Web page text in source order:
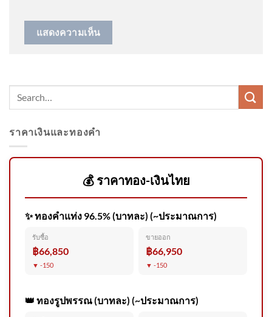
รวบ โฟน ละหานทราย แก๊งลวง
ลงทุนขายสินค้าออนไลน์ อ้าง
กำไรงา
ราคาเงินและทองคำ
💰 ราคาทอง-เงินไทย
✨ ทองคำแท่ง 96.5% (บาทละ) (~ประมาณการ)
รับซื้อ
฿66,850
▼ -150
ขายออก
฿66,950
▼ -150
👑 ทองรูปพรรณ (บาทละ) (~ประมาณการ)